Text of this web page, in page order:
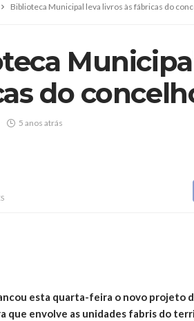
Biblioteca Municipal leva livros às fábricas do
do
5 anos atrás
esta quarta-feira o novo projeto
que envolve as unidades fabris do